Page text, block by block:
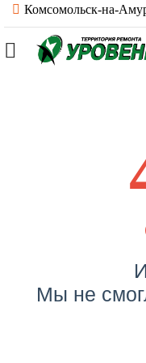
Комсомольск-на-
Мы не